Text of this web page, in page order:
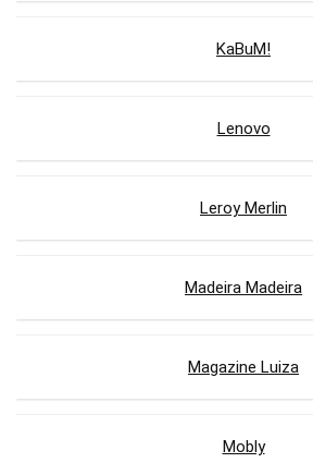
KaBuM!
Lenovo
Leroy Merlin
Madeira Madeira
Magazine Luiza
Mobly